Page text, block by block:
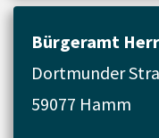
Bürgeramt
Dortmunder
59077 Hamm